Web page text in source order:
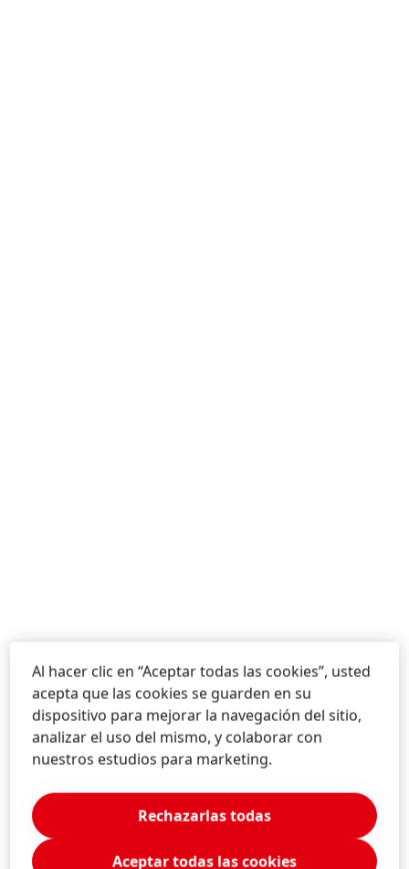
Al hacer clic en “Aceptar todas las cookies”, usted
acepta que las cookies se guarden en su
dispositivo para mejorar la navegación del sitio,
analizar el uso del mismo, y colaborar con
nuestros estudios para marketing.
Rechazarlas todas
Aceptar todas las cookies